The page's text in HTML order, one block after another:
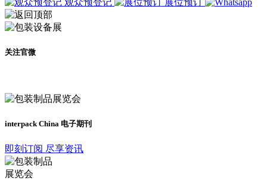
观众预登记
展位预订
关注官微
interpack China 电子期刊
即刻订阅 尽享资讯